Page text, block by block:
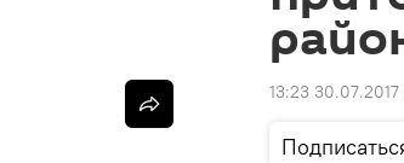
13:23 30.07.2017